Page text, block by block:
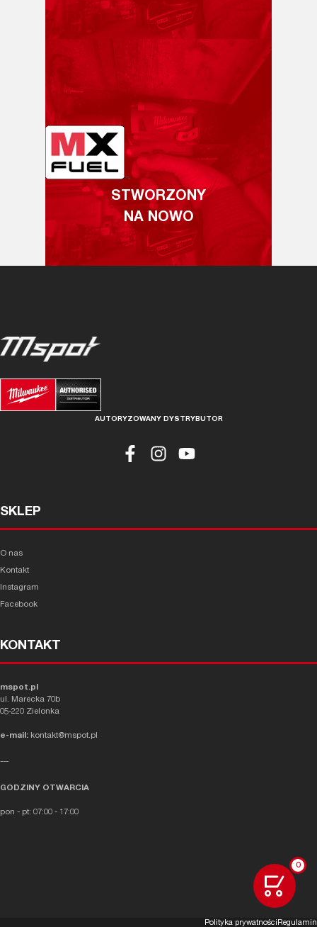
0
STWORZONY
NA NOWO
AUTORYZOWANY DYSTRYBUTOR
SKLEP
O nas
Kontakt
Instagram
Facebook
KONTAKT
mspot.pl
ul. Marecka 70b
05-220 Zielonka
e-mail: kontakt@mspot.pl
---
GODZINY OTWARCIA
pon - pt: 07:00 - 17:00
Polityka prywatnościRegulamin